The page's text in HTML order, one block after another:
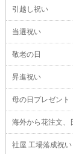
引越し祝い
当選祝い
敬老の日
昇進祝い
母の日プレゼント
海外から花注文、
社屋 工場落成祝い